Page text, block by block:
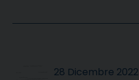
28 Dicembre 2022